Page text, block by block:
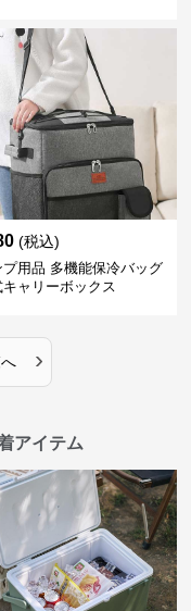
(税込)
プ用品 多機能保冷バッグ
ャリーボックス
›
アイテム